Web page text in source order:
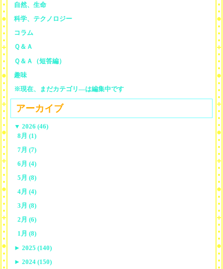
自然、生命
科学、テクノロジー
コラム
Ｑ＆Ａ
Ｑ＆Ａ（短答編）
趣味
※現在、まだカテゴリ—は編集中です
アーカイブ
▼ 2026 (46)
8月 (1)
7月 (7)
6月 (4)
5月 (8)
4月 (4)
3月 (8)
2月 (6)
1月 (8)
► 2025 (140)
► 2024 (150)